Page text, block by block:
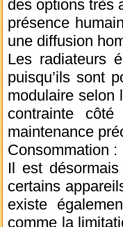
des options très
présence
une diffusion
Les radiateurs
puisqu’ils sont
modulaire selon
contrainte
maintenance
Consommation :
Il est
certains
existe
comme la